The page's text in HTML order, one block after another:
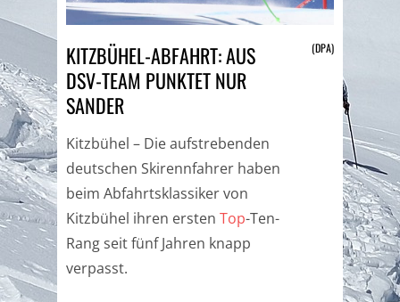
KITZBÜHEL-ABFAHRT: AUS
DSV-TEAM PUNKTET NUR
SANDER
(DPA)
Kitzbühel – Die aufstrebenden
deutschen Skirennfahrer haben
beim Abfahrtsklassiker von
Kitzbühel ihren ersten Top-Ten-
Rang seit fünf Jahren knapp
verpasst.